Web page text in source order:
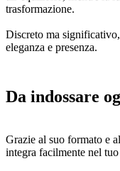
trasformazione.
Discreto ma
eleganza e presenza.
Da indossare
Grazie al suo formato e
integra facilmente nel